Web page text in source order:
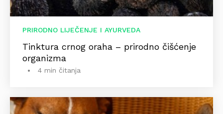
PRIRODNO LIJEČENJE I AYURVEDA
Tinktura crnog oraha – prirodno čišćenje
organizma
4 min čitanja